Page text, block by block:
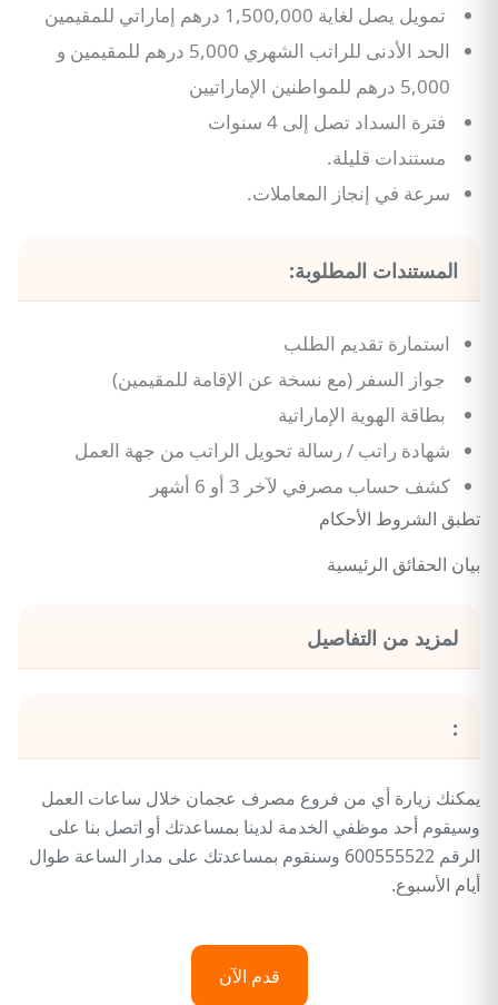
تمويل يصل لغاية 1,500,000 درهم إماراتي للمقيمين
الحد الأدنى للراتب الشهري 5,000 درهم للمقيمين و
5,000 درهم للمواطنين الإماراتيين
فترة السداد تصل إلى 4 سنوات
مستندات قليلة.
سرعة في إنجاز المعاملات.
المستندات المطلوبة:
استمارة تقديم الطلب
جواز السفر (مع نسخة عن الإقامة للمقيمين)
بطاقة الهوية الإماراتية
شهادة راتب / رسالة تحويل الراتب من جهة العمل
كشف حساب مصرفي لآخر 3 أو 6 أشهر
تطبق الشروط الأحكام
بيان الحقائق الرئيسية
لمزيد من التفاصيل
:
يمكنك زيارة أي من فروع مصرف عجمان خلال ساعات العمل
وسيقوم أحد موظفي الخدمة لدينا بمساعدتك أو اتصل بنا على
الرقم 600555522 وسنقوم بمساعدتك على مدار الساعة طوال
أيام الأسبوع.
قدم الآن